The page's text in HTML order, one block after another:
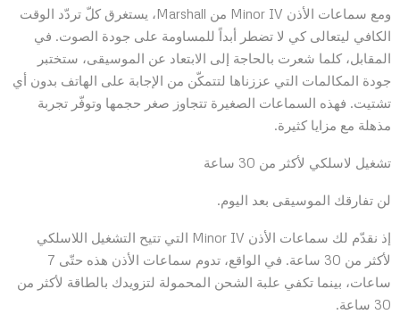
ومع سماعات الأذن Minor IV من Marshall، يستغرق كلّ تردّد الوقت
الكافي ليتعالى كي لا تضطر أبداً للمساومة على جودة الصوت. في
المقابل، كلما شعرت بالحاجة إلى الابتعاد عن الموسيقى، ستختبر
جودة المكالمات التي عززناها لتتمكّن من الإجابة على الهاتف بدون أي
تشتيت. فهذه السماعات الصغيرة تتجاوز صغر حجمها وتوفّر تجربة
مذهلة مع مزايا كثيرة.
تشغيل لاسلكي لأكثر من 30 ساعة
لن تفارقك الموسيقى بعد اليوم.
إذ نقدّم لك سماعات الأذن Minor IV التي تتيح التشغيل اللاسلكي
لأكثر من 30 ساعة. في الواقع، تدوم سماعات الأذن هذه حتّى 7
ساعات، بينما تكفي علبة الشحن المحمولة لتزويدك بالطاقة لأكثر من
30 ساعة.